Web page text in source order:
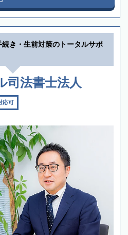
続き・生前対策のトータルサポ
司法書士法人
応可